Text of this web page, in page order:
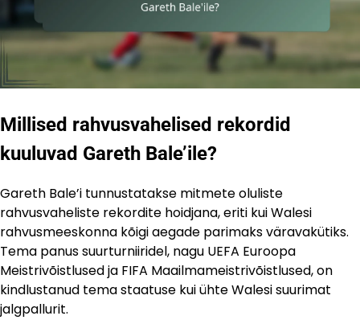
Millised rahvusvahelised rekordid
kuuluvad Gareth Bale’ile?
Gareth Bale’i tunnustatakse mitmete oluliste
rahvusvaheliste rekordite hoidjana, eriti kui Walesi
rahvusmeeskonna kõigi aegade parimaks väravakütiks.
Tema panus suurturniiridel, nagu UEFA Euroopa
Meistrivõistlused ja FIFA Maailmameistrivõistlused, on
kindlustanud tema staatuse kui ühte Walesi suurimat
jalgpallurit.